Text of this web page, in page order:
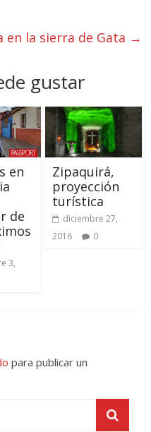
en la sierra de Gata →
gustar
en
de
3,
Zipaquirá,
proyección
turística
diciembre 27,
2016
0
para publicar un